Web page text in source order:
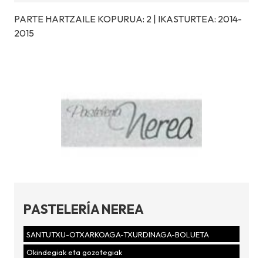
PARTE HARTZAILE KOPURUA: 2 | IKASTURTEA: 2014-
2015
PASTELERÍA NEREA
SANTUTXU-OTXARKOAGA-TXURDINAGA-BOLUETA
Okindegiak eta gozotegiak